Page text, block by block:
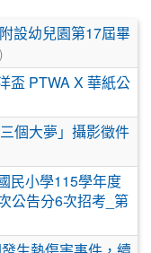
設幼兒園第17屆畢
)
盃 PTWA X 華紙公
個大夢」攝影徵件
民小學115學年度
公告分6次招考_第